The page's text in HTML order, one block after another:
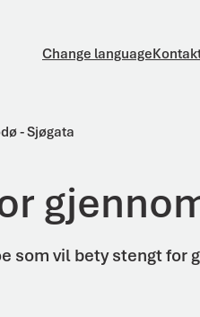
Change language
- Sjøgata
som vil bety stengt for